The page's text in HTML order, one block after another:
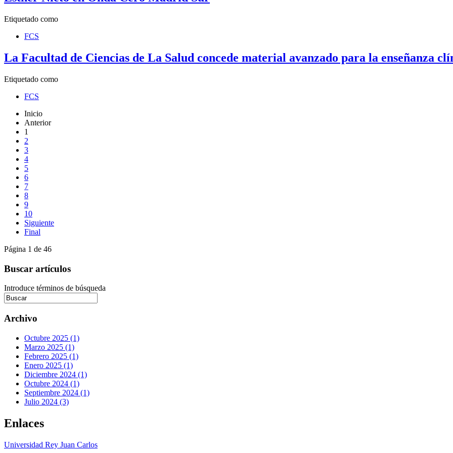
Etiquetado como
FCS
La Facultad de Ciencias de La Salud concede material avanzado para la enseñanza
Etiquetado como
FCS
Inicio
Anterior
1
2
3
4
5
6
7
8
9
10
Siguiente
Final
Página 1 de 46
Buscar artículos
Introduce términos de búsqueda
Archivo
Octubre 2025 (1)
Marzo 2025 (1)
Febrero 2025 (1)
Enero 2025 (1)
Diciembre 2024 (1)
Octubre 2024 (1)
Septiembre 2024 (1)
Julio 2024 (3)
Enlaces
Universidad Rey Juan Carlos